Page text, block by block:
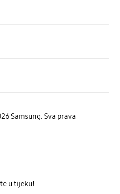
Samsung. Sva prava
u tijeku!